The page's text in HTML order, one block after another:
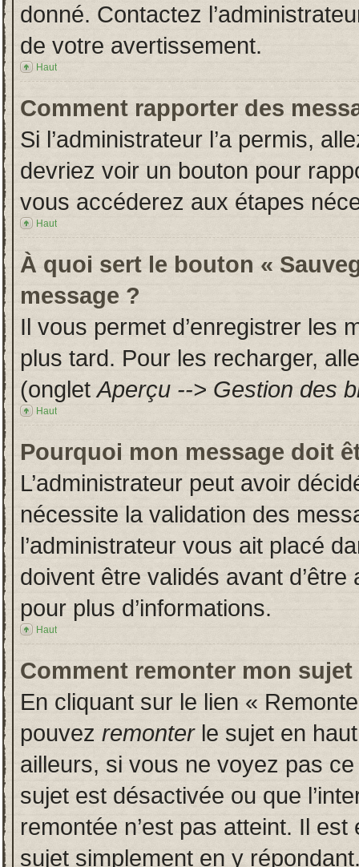
donné. Contactez
de votre avertissement.
Haut
Comment rapporter des
Si l’administrateur l’a permis,
devriez voir un bouton pour
vous accéderez aux étapes
Haut
À quoi sert le bouton «
message ?
Il vous permet d’enregistrer les
plus tard. Pour les recharger,
(ongletAperçu --> Gestion des
Haut
Pourquoi mon message doit
L’administrateur peut avoir
nécessite la validation des
l’administrateur vous ait placé
doivent être validés avant
pour plus d’informations.
Haut
Comment remonter mon sujet
En cliquant sur le lien «
pouvez remonterle sujet en
ailleurs, si vous ne voyez pas
sujet est désactivée ou que
remontée n’est pas atteint. Il
sujet simplement en y